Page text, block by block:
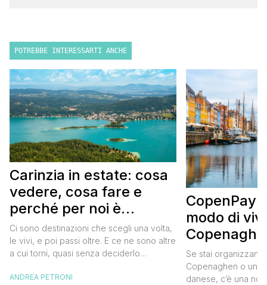
POTREBBE INTERESSARTI ANCHE
Carinzia in estate: cosa
vedere, cosa fare e
perché per noi è
diventata una
destinazione del cuore
Ci sono destinazioni che scegli una volta,
le vivi, e poi passi oltre. E ce ne sono altre
a cui torni, quasi senza deciderlo
richiamarti indietro più che il contrario. Per
ANDREA PETRONI
CopenPay:
modo di
meglio e
meno
Se stai
Copenaghen o un
danese, c’è una